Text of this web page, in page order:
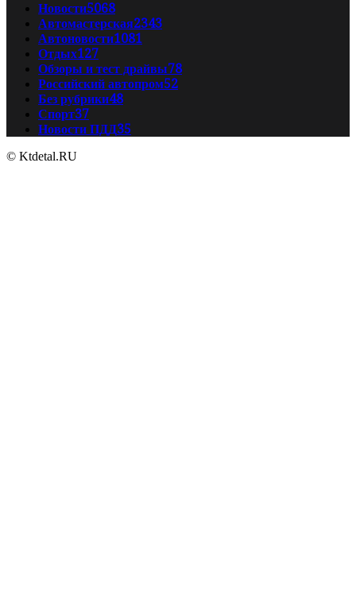
Новости5068
Автомастерская2343
Автоновости1081
Отдых127
Обзоры и тест драйвы78
Российский автопром52
Без рубрики48
Спорт37
Новости ПДД35
© Ktdetal.RU